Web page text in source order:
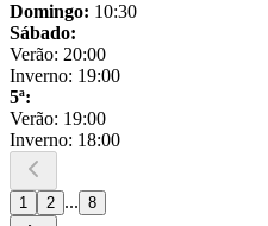
Domingo: 10:30
Sábado:
Verão: 20:00
Inverno: 19:00
5ª:
Verão: 19:00
Inverno: 18:00
1 2 ... 8